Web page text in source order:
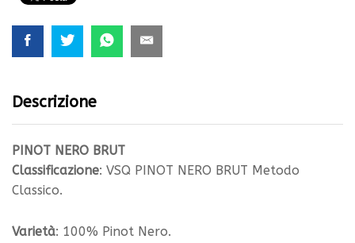
Descrizione
PINOT NERO BRUT
Classificazione: VSQ PINOT NERO BRUT Metodo
Classico.
Varietà: 100% Pinot Nero.